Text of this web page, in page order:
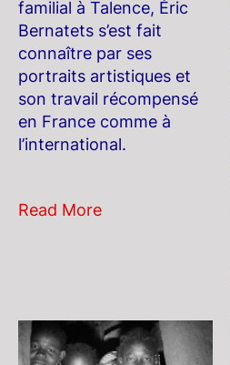
familial à Talence, Éric
Bernatets s’est fait
connaître par ses
portraits artistiques et
son travail récompensé
en France comme à
l’international.
Read More